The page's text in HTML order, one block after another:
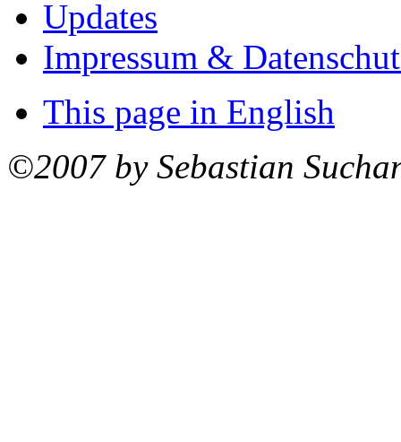
Updates
Impressum &
This page in English
©2007 by Sebastian